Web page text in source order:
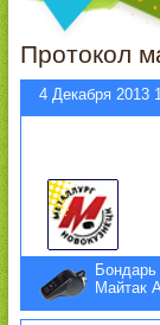
Протокол
4 Декабря 2013
Майтак